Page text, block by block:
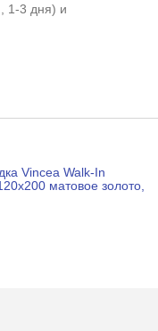
, 1-3 дня) и
Vincea Walk-In
матовое золото,